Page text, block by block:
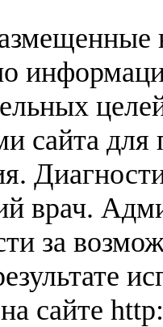
сайта
врач.
за
сайте